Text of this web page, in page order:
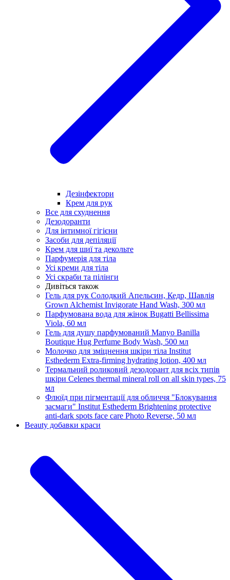
Дезінфектори
Крем для рук
Все для схуднення
Дезодоранти
Для інтимної гігієни
Засоби для депіляції
Крем для шиї та декольте
Парфумерія для тіла
Усі креми для тіла
Усі скраби та пілінги
Дивіться також
Гель для рук Солодкий Апельсин, Кедр, Шавлія
Grown Alchemist Invigorate Hand Wash, 300 мл
Парфумована вода для жінок Bugatti Bellissima
Viola, 60 мл
Гель для душу парфумований Manyo Banilla
Boutique Hug Perfume Body Wash, 500 мл
Молочко для зміцнення шкіри тіла Institut
Esthederm Extra-firming hydrating lotion, 400 мл
Термальний роликовий дезодорант для всіх типів
шкіри Celenes thermal mineral roll on all skin types, 75
мл
Флюїд при пігментації для обличчя "Блокування
засмаги" Institut Esthederm Brightening protective
anti-dark spots face care Photo Reverse, 50 мл
Beauty добавки краси